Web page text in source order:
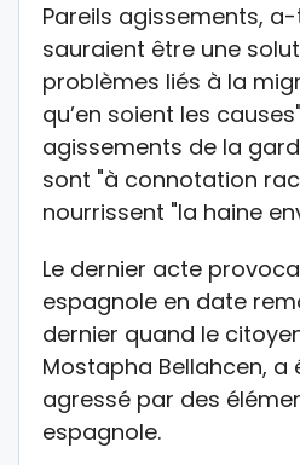
Pareils agissements,
sauraient être une
problèmes liés à la
qu’en soient les
agissements de la
sont "à connotation
nourrissent "la haine
Le dernier acte
espagnole en date
dernier quand le
Mostapha Bellahcen,
agressé par des
espagnole.